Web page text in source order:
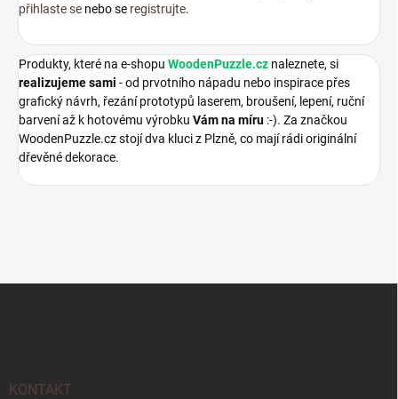
přihlaste se nebo se registrujte.
Produkty, které na e-shopu WoodenPuzzle.cz naleznete, si
realizujeme sami - od prvotního nápadu nebo inspirace přes
grafický návrh, řezání prototypů laserem, broušení, lepení, ruční
barvení až k hotovému výrobku Vám na míru :-). Za značkou
WoodenPuzzle.cz stojí dva kluci z Plzně, co mají rádi originální
dřevěné dekorace.
KONTAKT